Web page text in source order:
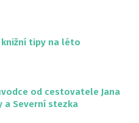
tipy na léto
od cestovatele Jana
a Severní stezka